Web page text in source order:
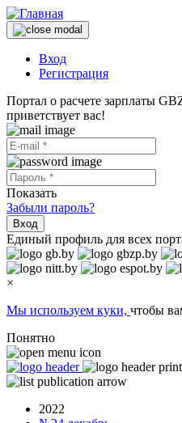
Вход
Регистрация
Портал о расчете зарплаты
приветствует вас!
Показать
Забыли пароль?
Вход
Единый профиль для всех
×
Мы используем куки, чтобы
Понятно
2022